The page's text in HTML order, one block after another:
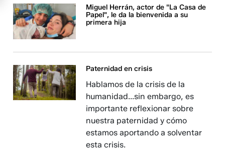
Miguel Herrán, actor de "La Casa de
Papel", le da la bienvenida a su
primera hija
Paternidad en crisis
Hablamos de la crisis de la
humanidad...sin embargo, es
importante reflexionar sobre
nuestra paternidad y cómo
estamos aportando a solventar
esta crisis.